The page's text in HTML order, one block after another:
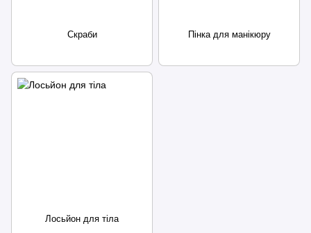
Скраби Пінка для манікюру
Лосьйон для тіла